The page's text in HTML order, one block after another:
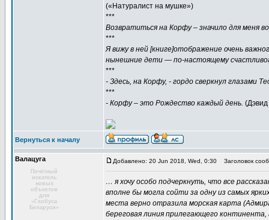
(«Натуралист на мушке»)
***
Возвратиться на Корфу – значило для меня
***
Я вижу в ней [книге]отображение очень
нынешние дети — по-настоящему
***
- Здесь, на Корфу, - гордо сверкнул глазами
***
- Корфу – это Рождество каждый день.
Вернуться к началу
Валацуга
Почётный
искатель
новых
объектов
для
«Глобуса
Беларуси»
Добавлено: 20 Jun 2018, Wed, 0:30 Заголовок
… я хочу особо подчеркнуть, что все
вполне бы могла сойти за одну из самых
места верно отразила морская карта
береговая линия прилегающего континента,